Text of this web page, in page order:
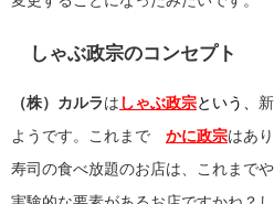
しゃぶ政宗のコンセプト
（株）カルラ は しゃぶ政宗という、
ようです。これまで かに政宗はあ
寿司の食べ放題のお店は、これまで